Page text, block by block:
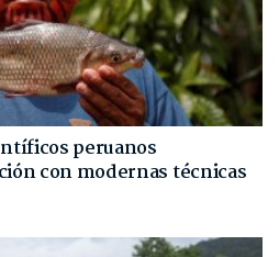
peruanos
con modernas técnicas